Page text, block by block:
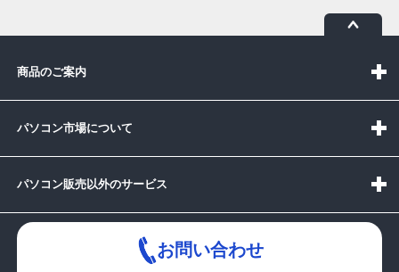
商品のご案内
パソコン市場について
パソコン販売以外のサービス
お問い合わせ